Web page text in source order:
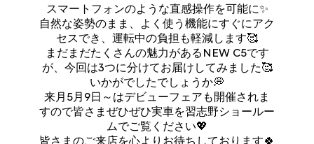
スマートフォンのような直感操作を可能に✨
自然な姿勢のまま、よく使う機能にすぐにアク
セスでき、運転中の負担も軽減します🥰
まだまだたくさんの魅力があるNEW C5です
が、今回は3つに分けてお届けしてみました🥰
いかがでしたでしょうか💭
来月5月9日～はデビューフェアも開催されま
すので皆さまぜひぜひ実車を習志野ショールー
ムでご覧ください💖
皆さまのご来店を心よりお待ちしております🍀